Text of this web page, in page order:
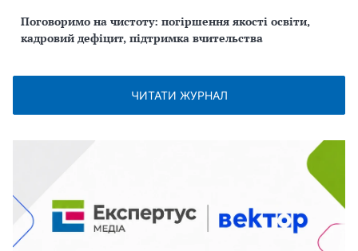
Поговоримо на чистоту: погіршення якості освіти,
кадровий дефіцит, підтримка вчительства
ЧИТАТИ ЖУРНАЛ